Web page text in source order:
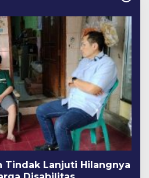
Tindak Lanjuti Hilangnya